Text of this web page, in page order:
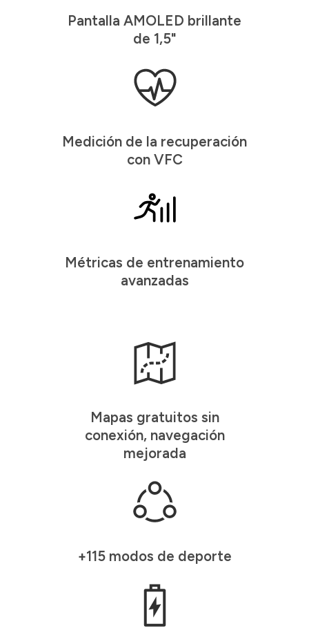
Pantalla AMOLED brillante
de 1,5"
Medición de la recuperación
con VFC
Métricas de entrenamiento
avanzadas
Mapas gratuitos sin
conexión, navegación
mejorada
+115 modos de deporte